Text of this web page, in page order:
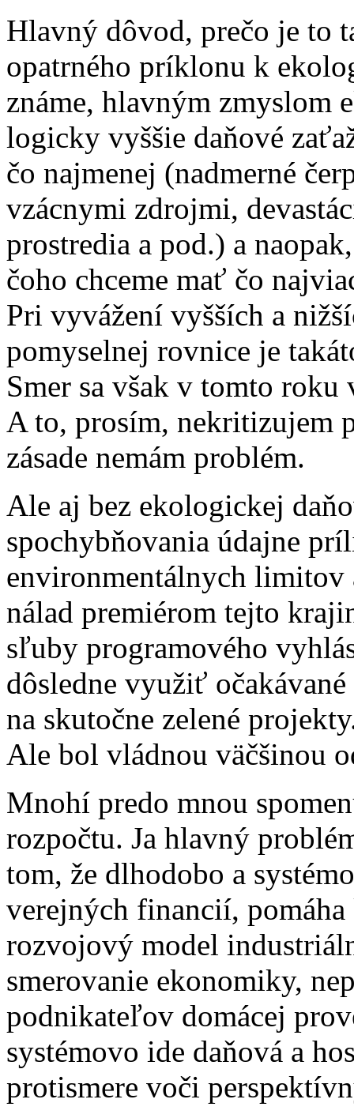
Hlavný dôvod, prečo je to
opatrného príklonu k
známe, hlavným zmyslom
logicky vyššie daňové
čo najmenej (nadmerné
vzácnymi zdrojmi,
prostredia a pod.) a
čoho chceme mať čo
Pri vyvážení vyšších a
pomyselnej rovnice je
Smer sa však v tomto roku
A to, prosím, nekritizujem
zásade nemám problém.
Ale aj bez ekologickej
spochybňovania údajne
environmentálnych limitov
nálad premiérom tejto
sľuby programového
dôsledne využiť
na skutočne zelené
Ale bol vládnou väčšinou
Mnohí predo mnou
rozpočtu. Ja hlavný
tom, že dlhodobo a
verejných financií,
rozvojový model
smerovanie ekonomiky,
podnikateľov domácej
systémovo ide daňová a
protismere voči